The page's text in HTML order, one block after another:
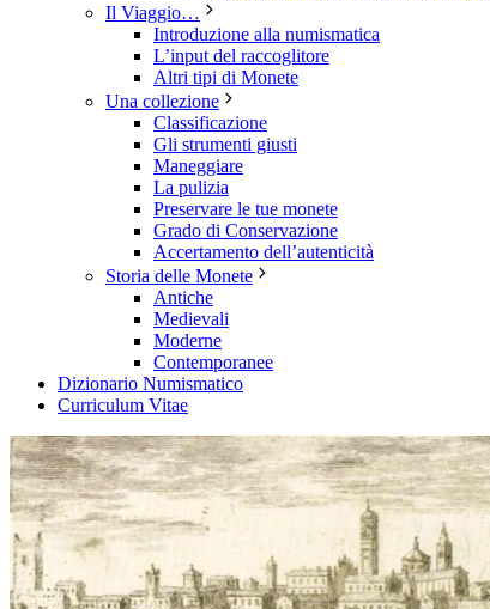
Il Viaggio…
Introduzione alla numismatica
L’input del raccoglitore
Altri tipi di Monete
Una collezione
Classificazione
Gli strumenti giusti
Maneggiare
La pulizia
Preservare le tue monete
Grado di Conservazione
Accertamento dell’autenticità
Storia delle Monete
Antiche
Medievali
Moderne
Contemporanee
Dizionario Numismatico
Curriculum Vitae